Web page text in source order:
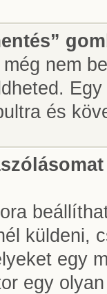
nem
és
küldeni,
egy
egy